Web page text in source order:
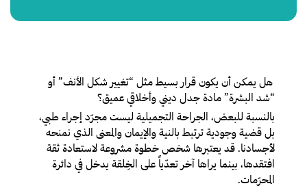
هل يمكن أن يكون قرار بسيط مثل “تغيير شكل الأنف” أو
“شد البشرة” مادة جدل ديني وأخلاقي عميق؟
بالنسبة للبعض، الجراحة التجميلية ليست مجرّد إجراء طبي،
بل قضية وجودية ترتبط بالنية والإيمان والمعنى الذي نمنحه
لأجسادنا. قد يعتبرها شخص خطوة مشروعة لاستعادة ثقة
افتقدها، بينما يراها آخر تعدّياً على الخِلقة يدخل في دائرة
المحرّمات.